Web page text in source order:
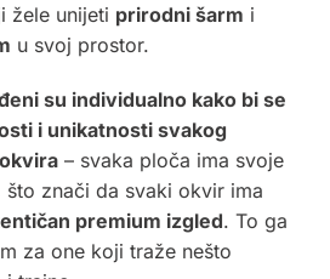
žele unijeti prirodni šarm i
u svoj prostor.
su individualno kako bi se
i unikatnosti svakog
– svaka ploča ima svoje
što znači da svaki okvir ima
premium izgled. To ga
za one koji traže nešto